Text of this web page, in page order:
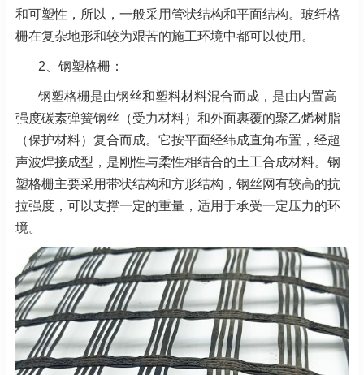
和可塑性，所以，一般采用管状结构和平面结构。玻纤格
栅在复杂地形和较为艰苦的施工环境中都可以使用。
2、钢塑格栅：
钢塑格栅是由钢丝和塑料材料混合而成，是由内置高
强度碳素弹簧钢丝（受力材料）和外面裹覆的聚乙烯树脂
（保护材料）复合而成。它按平面经纬成直角布置，经超
声波焊接成型，是刚性与柔性相结合的土工合成材料。钢
塑格栅主要采用带状结构和方形结构，钢丝网有较高的抗
拉强度，可以支撑一定的重量，适用于承受一定压力的环
境。